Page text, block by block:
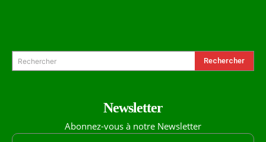
Rechercher Rechercher
Newsletter
Abonnez-vous à notre Newsletter